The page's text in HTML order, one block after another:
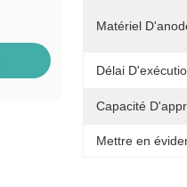
Matériel
Délai
Capacité
Mettre en